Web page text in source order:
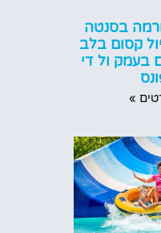
בסנטה
קסום בלב
בעמק ול די
»